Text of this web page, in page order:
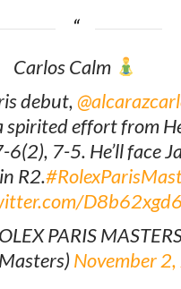
Carlos Calm
debut,
spirited effort from
6(2), 7-5. He’ll face
R2.
PARIS
November